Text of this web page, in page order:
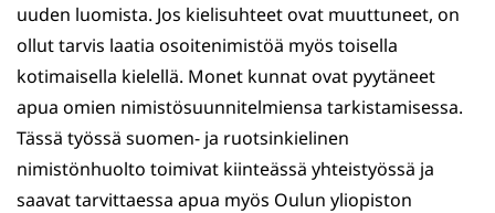
uuden luomista. Jos kielisuhteet ovat muuttuneet, on
ollut tarvis laatia osoitenimistöä myös toisella
kotimaisella kielellä. Monet kunnat ovat pyytäneet
apua omien nimistösuunnitelmiensa tarkistamisessa.
Tässä työssä suomen- ja ruotsinkielinen
nimistönhuolto toimivat kiinteässä yhteistyössä ja
saavat tarvittaessa apua myös Oulun yliopiston